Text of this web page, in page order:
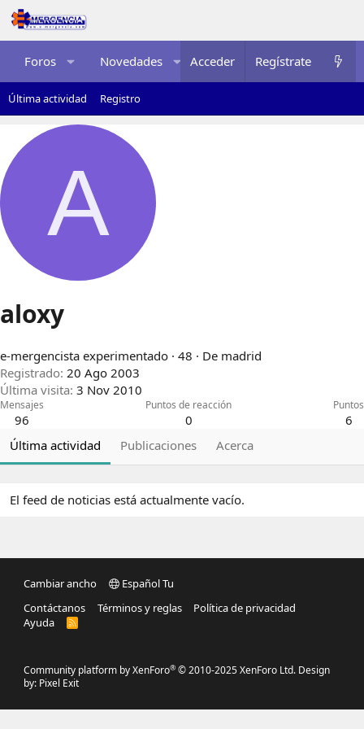
Foros Novedades Multimedia Recursos
Acceder Regístrate
Última actividad Registro
A
aloxy
e-mergencista experimentado · 48 · De madrid
Registrado 20 Ago 2003
Última visita 3 Nov 2010
Mensajes
96
Puntos de reacción
0
Puntos
6
Última actividad
Publicaciones Acerca
El feed de noticias está actualmente vacío.
Cambiar ancho
Español Tu
Contáctanos
Términos y reglas
Política de privacidad
Ayuda
R
Community platform by XenForo® © 2010-2025 XenForo Ltd. Design
by: Pixel Exit